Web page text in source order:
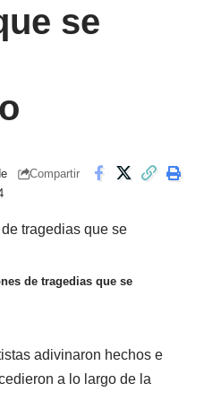
se
Compartir
de tragedias que se
adivinaron hechos e
a lo largo de la